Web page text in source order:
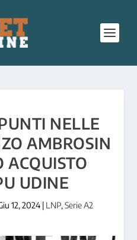
NELLE
AMBROSIN
ACQUISTO
UDINE
12, 2024 | LNP, Serie A2